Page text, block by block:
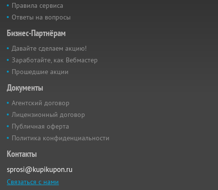
Правила сервиса
Ответы на вопросы
Бизнес-Партнёрам
Давайте сделаем акцию!
Заработайте, как Вебмастер
Прошедшие акции
Документы
Агентский договор
Лицензионный договор
Публичная оферта
Политика конфиденциальности
Контакты
sprosi@kupikupon.ru
Связаться с нами